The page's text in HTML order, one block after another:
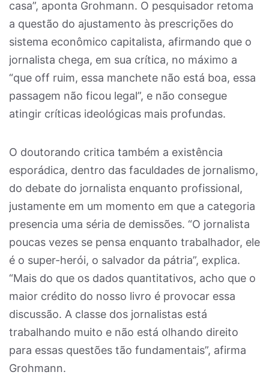
casa”, aponta Grohmann. O pesquisador retoma
a questão do ajustamento às prescrições do
sistema econômico capitalista, afirmando que o
jornalista chega, em sua crítica, no máximo a
“que off ruim, essa manchete não está boa, essa
passagem não ficou legal”, e não consegue
atingir críticas ideológicas mais profundas.
O doutorando critica também a existência
esporádica, dentro das faculdades de jornalismo,
do debate do jornalista enquanto profissional,
justamente em um momento em que a categoria
presencia uma séria de demissões. “O jornalista
poucas vezes se pensa enquanto trabalhador, ele
é o super-herói, o salvador da pátria”, explica.
“Mais do que os dados quantitativos, acho que o
maior crédito do nosso livro é provocar essa
discussão. A classe dos jornalistas está
trabalhando muito e não está olhando direito
para essas questões tão fundamentais”, afirma
Grohmann.